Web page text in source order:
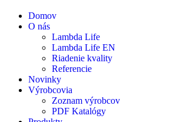
Domov
O nás
Lambda Life
Lambda Life EN
Riadenie kvality
Referencie
Novinky
Výrobcovia
Zoznam výrobcov
PDF Katalógy